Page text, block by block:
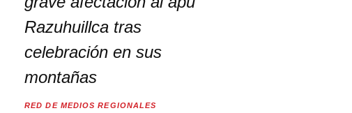
RED DE MEDIOS REGIONALES